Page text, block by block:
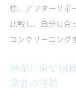
性、アフターサポ
比較し、自分に合
コンクリーニング
神奈川県で信
業者の特徴